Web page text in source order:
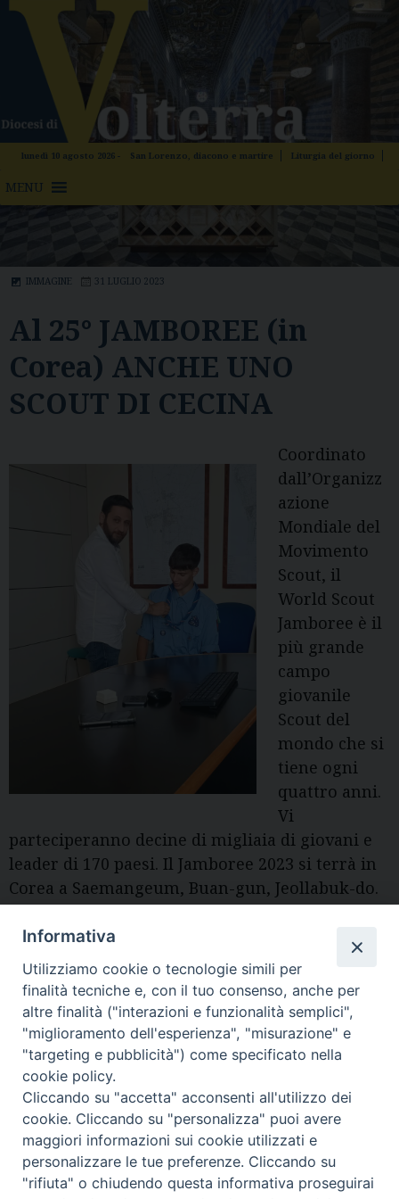
Skip
content
lunedì 10 agosto 2026 - San Lorenzo, diacono e martire Liturgia del giorno
MENU
IMMAGINE 31 LUGLIO 2023
Al 25° JAMBOREE (in
Corea) ANCHE UNO
SCOUT DI CECINA
Coordinato
dall’Organizz
azione
Mondiale del
Movimento
Scout, il
World Scout
Jamboree è il
più grande
campo
giovanile
Scout del
mondo che si
tiene ogni
quattro anni.
Vi
parteciperanno decine di migliaia di giovani e
leader di 170 paesi. Il Jamboree 2023 si terrà in
Corea a Saemangeum, Buan-gun, Jeollabuk-do.
A questa edizione sarà presente anche Edoardo,
di Cecina, della parrocchia del Palazzaccio, che
ci racconta le sue impressioni.
(Nella foto con l’Assessore Di Pietro che gli ha
donato una spilla con l'”Omino di ferro”
simbolo della Città)
Diocesi di Volterra
COPYRIGHT 2022 © DIOCESI DI VOLTERRA -Informativa
sulla privacy- Note Legali-Cookies Policy
Informativa
Utilizziamo cookie o tecnologie simili per
finalità tecniche e, con il tuo consenso, anche per
altre finalità ("interazioni e funzionalità semplici",
"miglioramento dell'esperienza", "misurazione" e
"targeting e pubblicità") come specificato nella
cookie policy.
Cliccando su "accetta" acconsenti all'utilizzo dei
cookie. Cliccando su "personalizza" puoi avere
maggiori informazioni sui cookie utilizzati e
personalizzare le tue preferenze. Cliccando su
"rifiuta" o chiudendo questa informativa proseguirai